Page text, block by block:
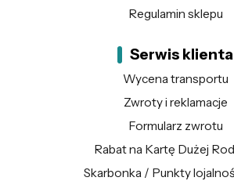
Regulamin sklepu
Serwis klienta
Wycena transportu
Zwroty i reklamacje
Formularz zwrotu
Rabat na Kartę Dużej
Skarbonka / Punkty